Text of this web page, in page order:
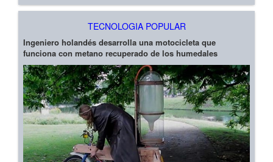
TECNOLOGIA POPULAR
Ingeniero holandés desarrolla una motocicleta que
funciona con metano recuperado de los humedales